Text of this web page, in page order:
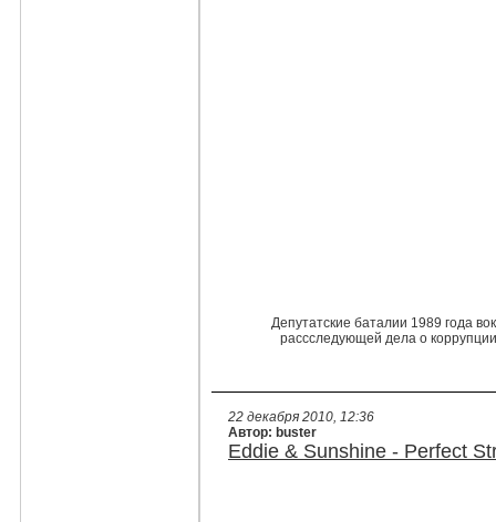
Депутатские баталии 1989 года
рассследующей дела о
22 декабря 2010, 12:36
Автор: buster
Eddie & Sunshine - Perfect